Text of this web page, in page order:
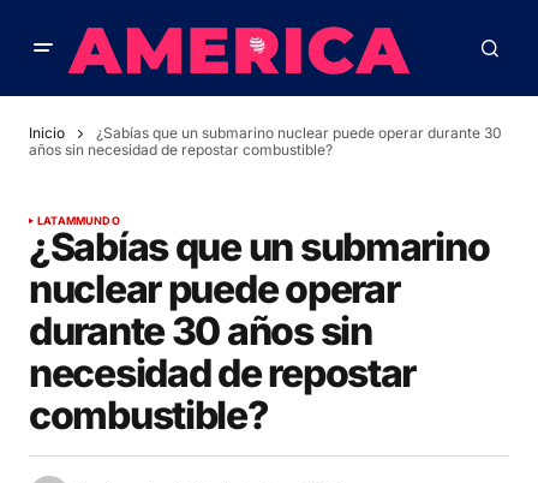
Inicio
¿Sabías que un submarino nuclear puede operar durante 30
años sin necesidad de repostar combustible?
LATAMMUNDO
¿Sabías que un submarino
nuclear puede operar
durante 30 años sin
necesidad de repostar
combustible?